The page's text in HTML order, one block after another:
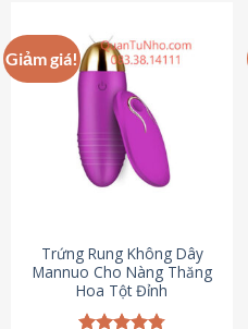
Giảm giá!
Trứng Rung Không Dây
Mannuo Cho Nàng Thăng
Hoa Tột Đỉnh